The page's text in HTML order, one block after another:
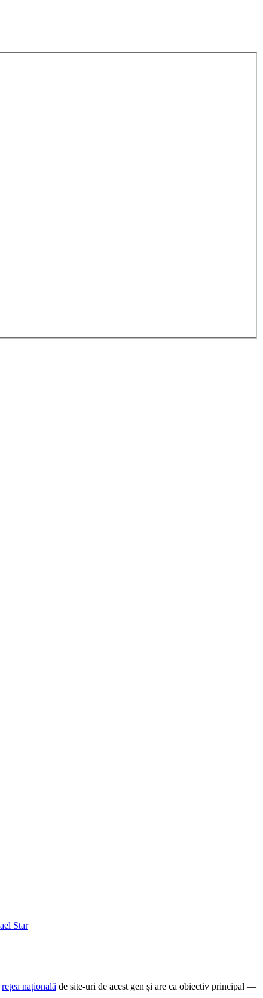
rețea națională de site-uri de acest gen și are ca obiectiv principal —